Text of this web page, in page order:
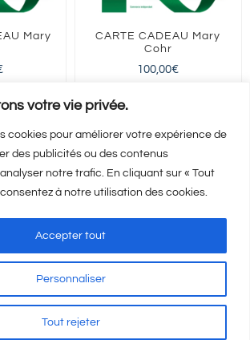
votre vie privée.
cookies pour améliorer votre expérience de
des publicités ou des contenus
notre trafic. En cliquant sur « Tout
à notre utilisation des cookies.
Personnaliser
Tout rejeter
Accepter tout
Mary
CARTE CADEAU Mary
Cohr
100,00€
Ajouter au panier
Détails
-CGV-A propos© Copyright2026 | Visicod -
de communication Auxerre